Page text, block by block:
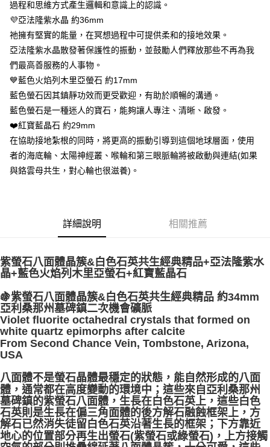
ATM付款
運送方式
全家取貨付款
每筆NT$80，滿NT$3,000(含以上)免運費
7-11取貨付款
每筆NT$80，滿NT$3,000(含以上)免運費
賣家宅配幫您送（台灣）
每筆NT$80，滿NT$3,000(含以上)免運費
郵局幫你送（離島）
過程和思維方式產生邏輯和意識上的認識。
💜亞法隆紫水晶 約36mm
祂擁有堅實的能量，在冥想過程中可提供柔和的接地效果。
亞法隆紫水晶散發著保護性的振動，並鼓勵人們釋放那些不再為我
們最高善服務的人事物。
💙藍色火焰列木里亞螢石 約17mm
藍色螢石因其鎮靜功效而更受歡迎，有助於順暢的溝通。
藍色螢石是一種迷人的寶石，能夠讓人專注、清晰、啟發。
❤️紅寶藍晶石 約29mm
在協助接地紮根的同時，將更高的振動引導到這個地球層面，使用
者的海底輪、太陽神經叢、喉輪和第三眼脈輪將被啟動與連結(如果
與鉻雲母共生，對心輪也很滋養)。
詳細說明 相關推薦
紫螢石八面體晶簇&白色石英共生經典精品+亞法隆紫水
晶+藍色火焰列木里亞螢石+紅寶藍晶石
🍇紫螢石八面體晶簇&白色石英共生經典精品 約34mm
亞利桑那州墓碑鎮二次機會礦脈
Violet fluorite octahedral crystals that formed on
white quartz epimorphs after calcite
From Second Chance Vein, Tombstone, Arizona,
USA
八面體不是螢石晶體最穩定的狀態，能自然形成的八面
體，通常都在高度變動的環境中；這些來自亞利桑那州
墓碑鎮的紫螢石八面體，生長在白色石英上，這些白色
石英則是生長在偏三角面體的後方解石融蝕框架上，方
解石已然消失徒留白色石英沿著生長的框架；下方靠近
地心的位置部分再生出螢石(紫螢石或綠螢石)，上方接觸